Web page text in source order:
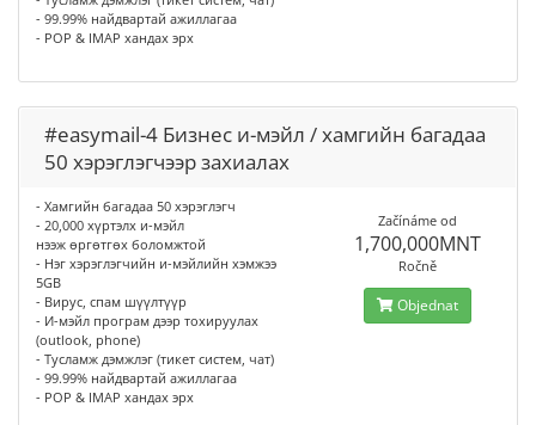
- 99.99% найдвартай ажиллагаа
- POP & IMAP хандах эрх
#easymail-4 Бизнес и-мэйл / хамгийн багадаа
50 хэрэглэгчээр захиалах
- Хамгийн багадаа 50 хэрэглэгч
- 20,000 хүртэлх и-мэйл
нээж өргөтгөх боломжтой
- Нэг хэрэглэгчийн и-мэйлийн хэмжээ
5GB
- Вирус, спам шүүлтүүр
- И-мэйл програм дээр тохируулах
(outlook, phone)
- Тусламж дэмжлэг (тикет систем, чат)
- 99.99% найдвартай ажиллагаа
- POP & IMAP хандах эрх
Začínáme od
1,700,000MNT
Ročně
Objednat